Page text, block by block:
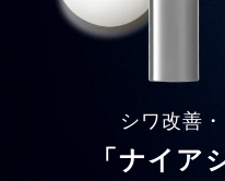
シワ改善
「ナイア